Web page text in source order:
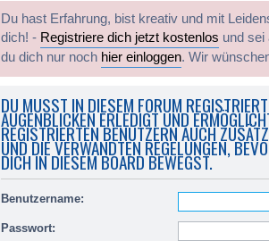
Du hast Erfahrung, bist kreativ und mit
dich! - Registriere dich jetzt kostenlos und sei
du dich nur noch hier einloggen. Wir
DU MUSST IN DIESEM FORUM
AUGENBLICKEN ERLEDIGT UND
REGISTRIERTEN BENUTZERN AUCH
UND DIE VERWANDTEN REGELUNGEN,
DICH IN DIESEM BOARD BEWEGST.
Benutzername:
Passwort: